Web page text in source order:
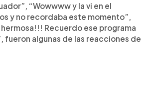
“Wowwww y la vi en el
y no recordaba este momento”,
Recuerdo ese programa
fueron algunas de las reacciones de